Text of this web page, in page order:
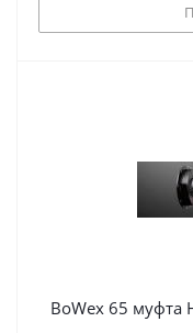
BoWex 65 муфта